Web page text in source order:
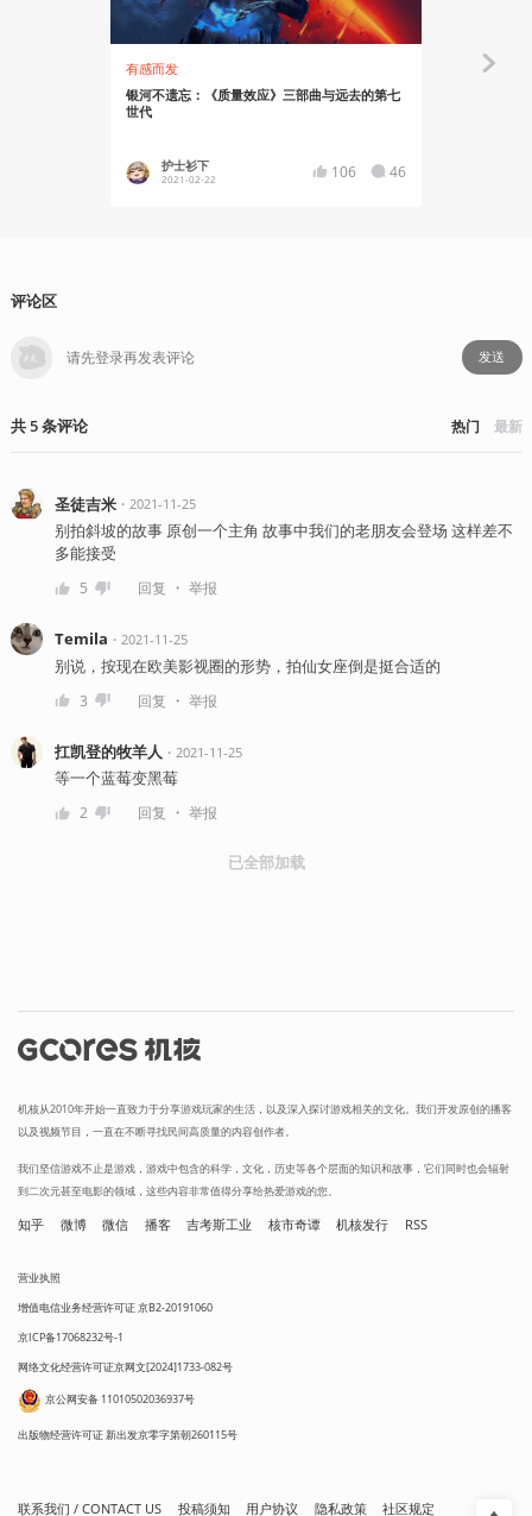
有感而发
银河不遗忘：《质量效应》三部曲与远去的第七
世代
护士衫下
2021-02-22 106 46
评论区
发送
共5条评论 热门 最新
圣徒吉米・ 2021-11-25
别拍斜坡的故事 原创一个主角 故事中我们的老朋友会登场 这样差不
多能接受
5 回复 ・ 举报
Temila ・ 2021-11-25
别说，按现在欧美影视圈的形势，拍仙女座倒是挺合适的
3 回复 ・ 举报
扛凯登的牧羊人 ・ 2021-11-25
等一个蓝莓变黑莓
2 回复 ・ 举报
已全部加载
机核从2010年开始一直致力于分享游戏玩家的生活，以及深入探讨游戏相关的文化。我们开发原创的播客
以及视频节目，一直在不断寻找民间高质量的内容创作者。
我们坚信游戏不止是游戏，游戏中包含的科学，文化，历史等各个层面的知识和故事，它们同时也会辐射
到二次元甚至电影的领域，这些内容非常值得分享给热爱游戏的您。
知乎 微博 微信 播客 吉考斯工业 核市奇谭 机核发行 RSS
营业执照
增值电信业务经营许可证 京B2-20191060
京ICP备17068232号-1
网络文化经营许可证京网文[2024]1733-082号
京公网安备 11010502036937号
出版物经营许可证 新出发京零字第朝260115号
联系我们 / CONTACT US 投稿须知 用户协议 隐私政策 社区规定